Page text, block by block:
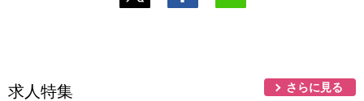
求人特集 さらに見る